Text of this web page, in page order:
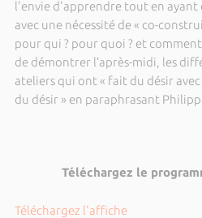
l'envie d'apprendre tout en ayant
avec une nécessité de « co-
pour qui ? pour quoi ? et
de démontrer l’après-midi, les
ateliers qui ont « fait du désir
du désir » en paraphrasant
Téléchargez le
Téléchargez l'affiche